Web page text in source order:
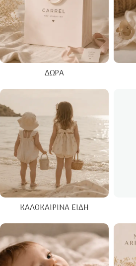
ΔΏΡΑ
ΚΑΛΟΚΑΙΡΙΝΑ ΕΊΔΗ